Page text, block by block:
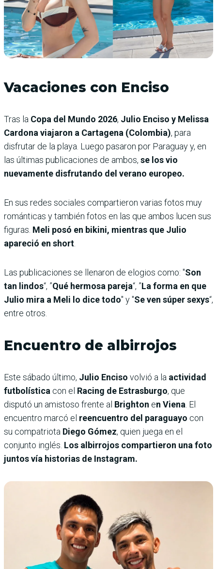
Vacaciones con Enciso
Tras la Copa del Mundo 2026, Julio Enciso y Melissa
Cardona viajaron a Cartagena (Colombia), para
disfrutar de la playa. Luego pasaron por Paraguay y, en
las últimas publicaciones de ambos, se los vio
nuevamente disfrutando del verano europeo.
En sus redes sociales compartieron varias fotos muy
románticas y también fotos en las que ambos lucen sus
figuras. Meli posó en bikini, mientras que Julio
apareció en short
Las publicaciones se llenaron de elogios como: "Son
tan lindos“, ”Qué hermosa pareja“, ”La forma en que
Julio mira a Meli lo dice todo" y "Se ven súper sexys“,
entre otros.
Encuentro de albirrojos
Este sábado último, Julio Enciso volvió a la actividad
futbolística con el Racing de Estrasburgo, que
disputó un amistoso frente al Brighton en Viena . El
encuentro marcó el reencuentro del paraguayo con
su compatriota Diego Gómez, quien juega en el
conjunto inglés. Los albirrojos compartieron una foto
juntos vía historias de Instagram.